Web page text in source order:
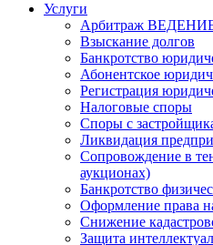
Услуги
Арбитраж
Взыскание долгов
Банкротство
Абонентское
Регистрация
Налоговые споры
Споры с
Ликвидация
Сопровождение в
аукционах)
Банкротство
Оформление права
Снижение
Защита